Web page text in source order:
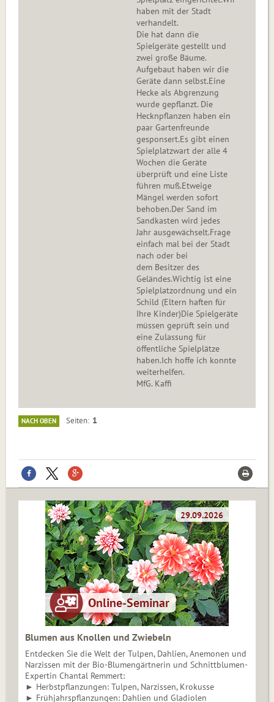
haben mit der Stadt
verhandelt.
Die hat dann die
Spielgeräte gestellt und
zwei große Bäume.
Aufgebaut haben wir die
Geräte dann selbst.Eine
Hecke als Abgrenzung
wurde gepflanzt. Die
Hecknpflanzen haben ein
paar Gartenfreunde
gesponsert.Es gibt einen
Spielplatzwart der alle 4
Wochen die Geräte
überprüft und eine Liste
führen muß.Etweige
Mängel werden sofort
behoben.Der Sand im
Sandkasten wird jedes
Jahr ausgewächselt.Frage
einfach mal bei der Stadt
nach oder bei
dem Besitzer des
Geländes.Wichtig ist eine
Spielplatzordnung und ein
Schild (Eltern haften für
Ihre Kinder)Die Spielgeräte
müssen geprüft sein und
eine Zulassung für
öffentliche Spielplätze
haben.Ich hoffe ich konnte
weiterhelfen.
MfG. Kaffi
NACH OBEN Seiten 1
Blumen aus Knollen und Zwiebeln
Entdecken Sie die Welt der Tulpen, Dahlien, Anemonen und
Narzissen mit der Bio-Blumengärtnerin und Schnittblumen-
Expertin Chantal Remmert:
► Herbstpflanzungen: Tulpen, Narzissen, Krokusse
► Frühjahrspflanzungen: Dahlien und Gladiolen